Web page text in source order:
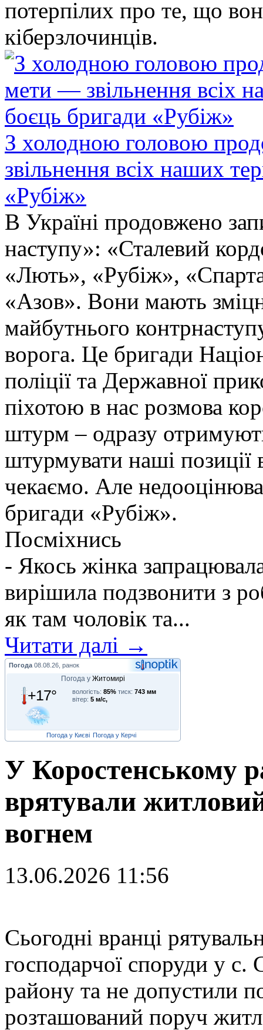
потерпілих про те, що
кіберзлочинців.
З холодною головою
звільнення всіх наших
«Рубіж»
В Україні продовжено
наступу»: «Сталевий
«Лють», «Рубіж»,
«Азов». Вони мають
майбутнього
ворога. Це бригади
поліції та Державної
піхотою в нас розмова
штурм – одразу
штурмувати наші позиції
чекаємо. Але
бригади «Рубіж».
Посміхнись
- Якось жінка
вирішила подзвонити з
як там чоловік та...
Читати далі →
Погода 08.08.26, ранок
Погода у Житомирі
+17° вологість: 85% тиск: 743 мм
вітер: 5 м/с,
Погода у Києві Погода у Керчі
У Коростенському
врятували
вогнем
13.06.2026 11:56
Сьогодні вранці
господарчої споруди у с.
району та не допустили
розташований поруч